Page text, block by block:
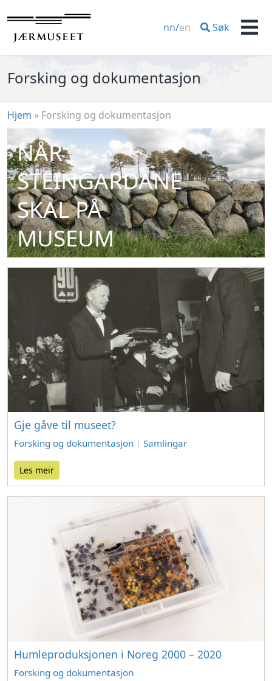
til
innhold
nn/en Søk
Forsking og dokumentasjon
Hjem » Forsking og dokumentasjon
NÅR
STEINGARDANE
SKAL PÅ
MUSEUM
Gje gåve til museet?
Forsking og dokumentasjon | Samlingar
Les meir
Humleproduksjonen i Noreg 2000 – 2020
Forsking og dokumentasjon